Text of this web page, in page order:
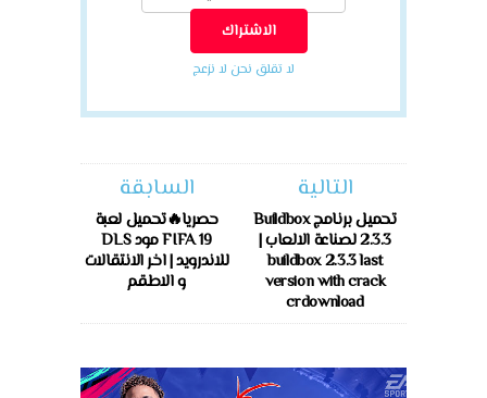
لا تقلق نحن لا نزعج
التالية
تحميل برنامج Buildbox
2.3.3 لصناعة الالعاب |
buildbox 2.3.3 last
version with crack
crdownload
السابقة
حصريا🔥تحميل لعبة
FIFA 19 مود DLS
للاندرويد | اخر الانتقالات
و الاطقم